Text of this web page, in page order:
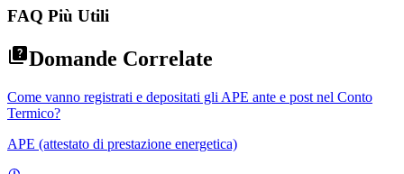
FAQ Più Utili
Domande Correlate
Come vanno registrati e depositati gli APE ante e post nel Conto
Termico?
APE (attestato di prestazione energetica)